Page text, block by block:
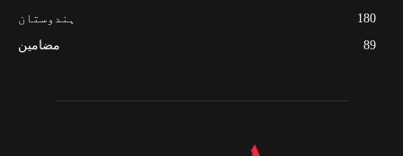
ہندوستان
180
مضامین
89